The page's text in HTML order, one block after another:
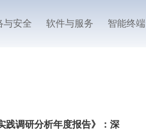
与安全 软件与服务 智能终端
践调研分析年度报告》：深